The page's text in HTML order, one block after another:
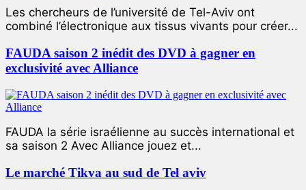
Les chercheurs de l’université de Tel-Aviv ont
combiné l’électronique aux tissus vivants pour créer...
FAUDA saison 2 inédit des DVD à gagner en
exclusivité avec Alliance
FAUDA la série israélienne au succès international et
sa saison 2 Avec Alliance jouez et...
Le marché Tikva au sud de Tel aviv